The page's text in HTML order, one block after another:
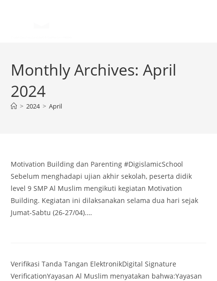
Monthly Archives: April
2024
> 2024 > April
Motivation Building dan Parenting #DigislamicSchool
Sebelum menghadapi ujian akhir sekolah, peserta didik
level 9 SMP Al Muslim mengikuti kegiatan Motivation
Building. Kegiatan ini dilaksanakan selama dua hari sejak
Jumat-Sabtu (26-27/04).…
Verifikasi Tanda Tangan ElektronikDigital Signature
VerificationYayasan Al Muslim menyatakan bahwa:Yayasan